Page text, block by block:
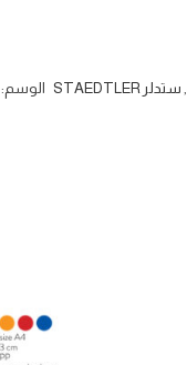
ستدلر STAEDTLER الوسم: